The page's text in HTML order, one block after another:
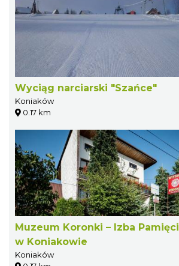
Wyciąg narciarski "Szańce"
Koniaków
0.17 km
Muzeum Koronki – Izba
w Koniakowie
Koniaków